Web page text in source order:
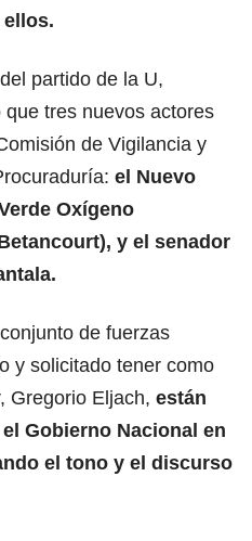
partido de la U,
tres nuevos actores
de Vigilancia y
el Nuevo
Oxígeno
y el senador
de fuerzas
y solicitado tener como
Gregorio Eljach, están
Gobierno Nacional en
el tono y el discurso